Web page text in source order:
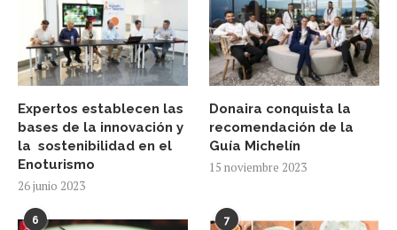
Expertos establecen las
bases de la innovación y
la sostenibilidad en el
Enoturismo
26 junio 2023
Donaira conquista la
recomendación de la
Guía Michelín
15 noviembre 2023
6 7